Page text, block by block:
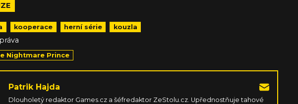
kooperace herní série kouzla
Nightmare Prince
Patrik Hajda
Dlouholetý redaktor Games.cz a šéfredaktor ZeStolu.cz. Upřednostňuje tahové